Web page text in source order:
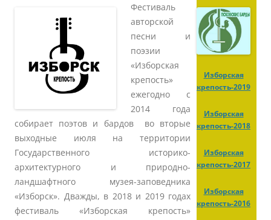
Фестиваль
авторской
песни и
поэзии
«Изборская
крепость»
ежегодно с
2014 года
собирает поэтов и бардов во вторые
выходные июля на территории
Государственного историко-
архитектурного и природно-
ландшафтного музея-заповедника
«Изборск». Дважды, в 2018 и 2019 годах
фестиваль «Изборская крепость»
Изборская
крепость-2019
Изборская
крепость-2018
Изборская
крепость-2017
Изборская
крепость-2016